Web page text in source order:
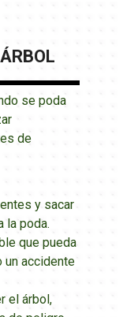
se poda
de
y sacar
la poda.
que pueda
un accidente
el árbol,